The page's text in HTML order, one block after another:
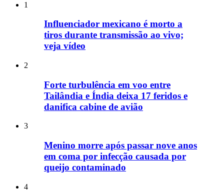
1
Influenciador mexicano é morto a
tiros durante transmissão ao vivo;
veja vídeo
2
Forte turbulência em voo entre
Tailândia e Índia deixa 17 feridos e
danifica cabine de avião
3
Menino morre após passar nove anos
em coma por infecção causada por
queijo contaminado
4